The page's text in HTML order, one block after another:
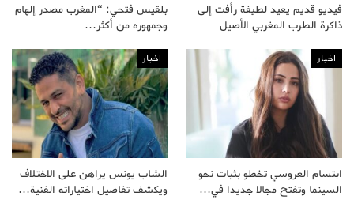
فيديو قديم يعيد لطيفة رأفت إلى
ذاكرة الطرب المغربي الأصيل
بلقيس فتحي: “المغرب مصدر إلهام
وجمهوره من أكثر…
اخبار
ابتسام العروسي تخطو بثبات نحو
السينما وتفتح مجالا جديدا في…
اخبار
الشاب يونس يراهن على الاختلاف
ويكشف تفاصيل اختياراته الفنية…